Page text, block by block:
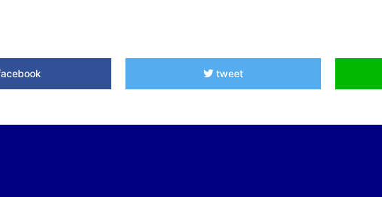
tweet